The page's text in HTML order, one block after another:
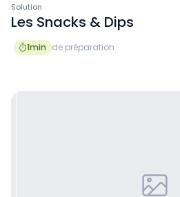
Solution
Les Snacks & Dips
1min de préparation